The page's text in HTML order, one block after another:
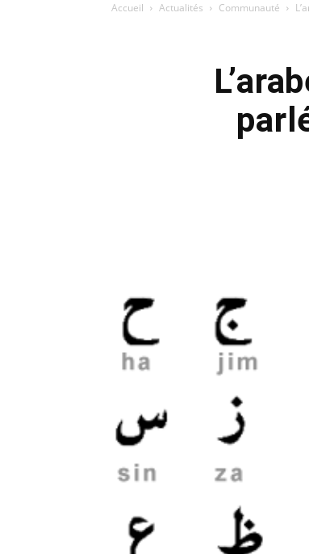
Accueil Actualités Communauté